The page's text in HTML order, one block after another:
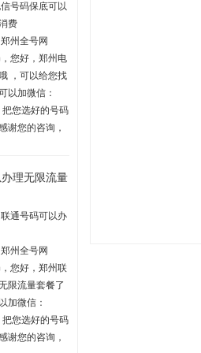
号码保底可以
费
州全号网
您好，郑州电
，可以给您找
以加微信：
您选好的号码
谢您的咨询，
06-03 10:04
理无限流量
通号码可以办
州全号网
您好，郑州联
限流量套餐了
加微信：
您选好的号码
谢您的咨询，